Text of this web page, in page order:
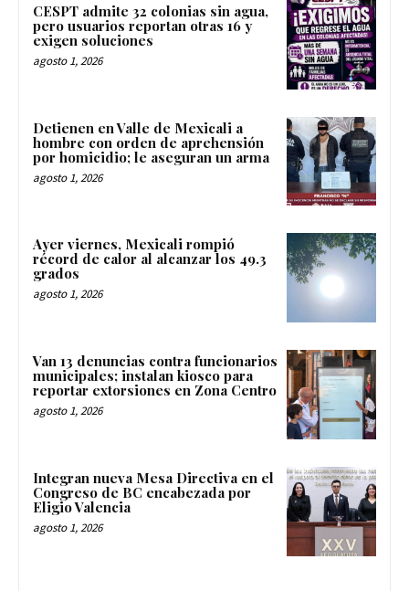
CESPT admite 32 colonias sin agua,
pero usuarios reportan otras 16 y
exigen soluciones
agosto 1, 2026
Detienen en Valle de Mexicali a
hombre con orden de aprehensión
por homicidio; le aseguran un arma
agosto 1, 2026
Ayer viernes, Mexicali rompió
récord de calor al alcanzar los 49.3
grados
agosto 1, 2026
Van 13 denuncias contra funcionarios
municipales; instalan kiosco para
reportar extorsiones en Zona Centro
agosto 1, 2026
Integran nueva Mesa Directiva en el
Congreso de BC encabezada por
Eligio Valencia
agosto 1, 2026